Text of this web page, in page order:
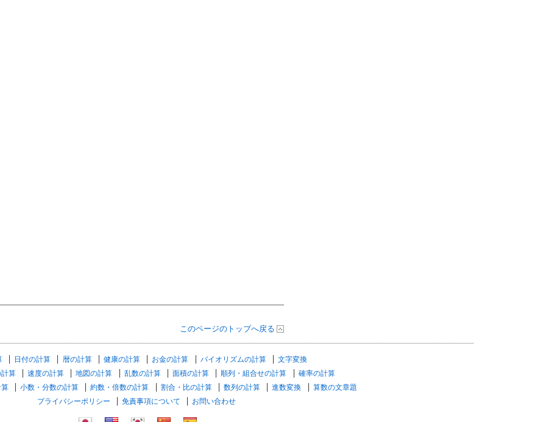
このページのトップへ戻る
日付の計算 暦の計算 健康の計算 お金の計算 バイオリズムの計算
文字変換
算 速度の計算 地図の計算 乱数の計算 面積の計算 順列・組合せの計算
確率の計算
小数・分数の計算 約数・倍数の計算 割合・比の計算 数列の計算 進数変換
算数の文章題
プライバシーポリシー
免責事項について お問い合わせ